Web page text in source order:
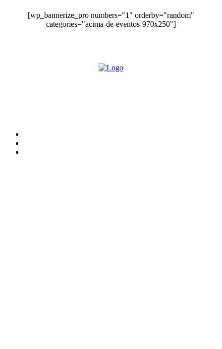
[wp_bannerize_pro numbers="1" orderby="random"
categories="acima-de-eventos-970x250"]